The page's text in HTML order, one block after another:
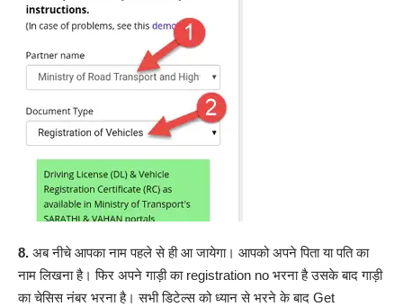
8. अब नीचे आपका नाम पहले से ही आ जायेगा। आपको अपने पिता या पति का
नाम लिखना है। फिर अपने गाड़ी का registration no भरना है उसके बाद गाड़ी
का चेसिस नंबर भरना है। सभी डिटेल्स को ध्यान से भरने के बाद Get